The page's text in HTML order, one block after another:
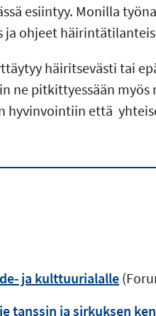
esiintyy. Monilla
ohjeet
häiritsevästi tai
ne pitkittyessään
hyvinvointiin että
ja kulttuurialalle (
tanssin ja sirkuksen